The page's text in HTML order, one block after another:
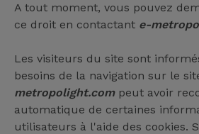
A tout moment, vous pouvez
ce droit en contactant e-
Les visiteurs du site sont
besoins de la navigation sur le
metropolight.compeut avoir
automatique de certaines
utilisateurs à l'aide des cookies.